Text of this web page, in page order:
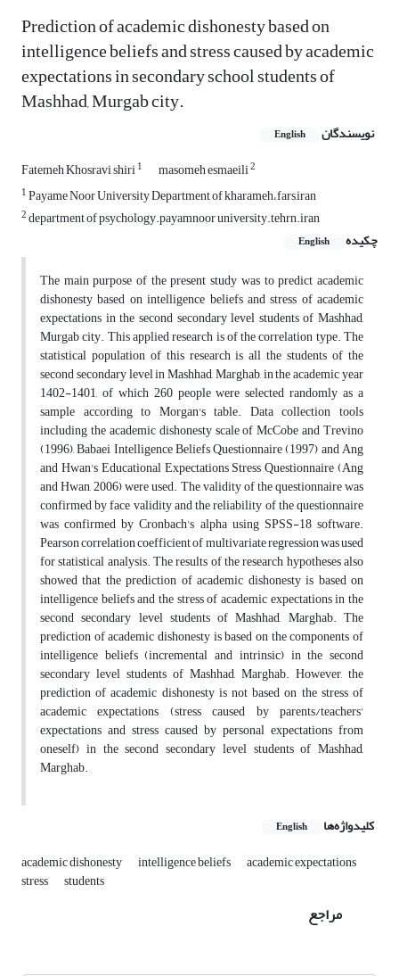
Prediction of academic dishonesty based on
intelligence beliefs and stress caused by academic
expectations in secondary school students of
Mashhad, Murgab city.
نویسندگان English
Fatemeh Khosravi shiri1 masomeh esmaeili2
1Payame Noor University Department of kharameh،fars,iran
2department of psychology.payamnoor university.tehrn.iran
چکیده
English
The main purpose of the present study was to predict academic
dishonesty based on intelligence beliefs and stress of academic
expectations in the second secondary level students of Mashhad,
Murgab city. This applied research is of the correlation type. The
statistical population of this research is all the students of the
second secondary level in Mashhad, Marghab, in the academic year
1402-1401, of which 260 people were selected randomly as a
sample according to Morgan's table. Data collection tools
including the academic dishonesty scale of McCobe and Trevino
(1996), Babaei Intelligence Beliefs Questionnaire (1997) and Ang
and Hwan's Educational Expectations Stress Questionnaire (Ang
and Hwan, 2006) were used. The validity of the questionnaire was
confirmed by face validity and the reliability of the questionnaire
was confirmed by Cronbach's alpha using SPSS-18 software.
Pearson correlation coefficient of multivariate regression was used
for statistical analysis. The results of the research hypotheses also
showed that the prediction of academic dishonesty is based on
intelligence beliefs and the stress of academic expectations in the
second secondary level students of Mashhad, Marghab. The
prediction of academic dishonesty is based on the components of
intelligence beliefs (incremental and intrinsic) in the second
secondary level students of Mashhad, Marghab. However, the
prediction of academic dishonesty is not based on the stress of
academic expectations (stress caused by parents/teachers'
expectations and stress caused by personal expectations from
oneself) in the second secondary level students of Mashhad,
Marghab.
کلیدواژه‌ها English
academic dishonesty intelligence beliefs academic expectations
stress students
مراجع